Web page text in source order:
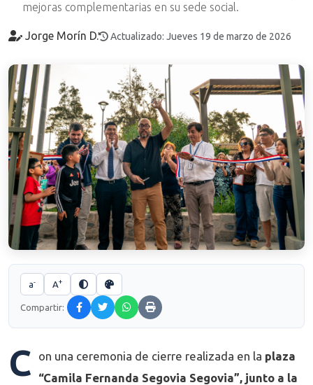
mejoras complementarias en su sede social.
Jorge Morín D. Actualizado: Jueves 19 de marzo de 2026
a- A+
Compartir:
C on una ceremonia de cierre realizada en la plaza
“Camila Fernanda Segovia Segovia”, junto a la